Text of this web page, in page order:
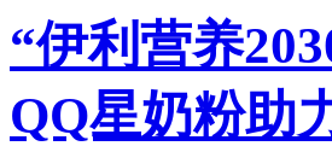
“伊利营养
QQ星奶粉助